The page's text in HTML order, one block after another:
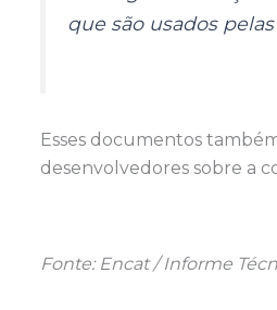
que são usados
Esses documentos
desenvolvedores sobre a
Fonte: Encat / Informe